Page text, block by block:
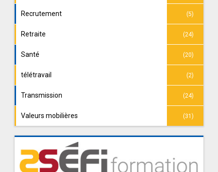
Recrutement (5)
Retraite (24)
Santé (20)
télétravail (2)
Transmission (24)
Valeurs mobilières (31)